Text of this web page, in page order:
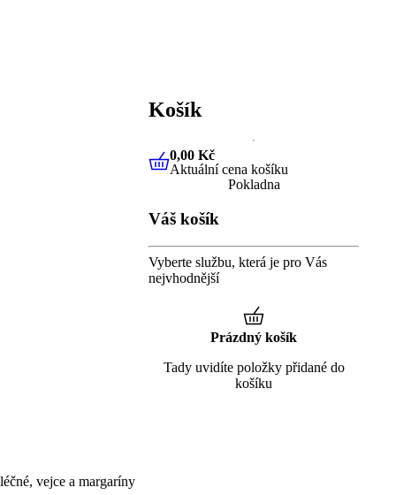
vejce a margaríny
Košík
0,00 KčAktuální cena košíku
0,00 Kč
Aktuální cena košíku
Pokladna
Váš košík
Vyberte službu, která je pro Vás
nejvhodnější
Prázdný košík
Tady uvidíte položky přidané do
košíku